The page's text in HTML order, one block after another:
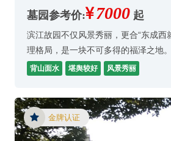
墓园参考价: 7000 起
滨江故园不仅风景秀丽，更合“东成西
理格局，是一块不可多得的福泽之地。 以“关怀生命，回归
自然”为建设规划理念，将传统陵园的
背山面水 堪舆较好 风景秀丽
金牌认证